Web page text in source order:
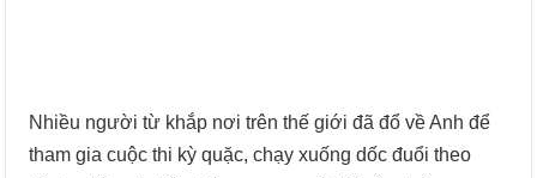
Nhiều người từ khắp nơi trên thế giới đã đổ về Anh để
tham gia cuộc thi kỳ quặc, chạy xuống dốc đuổi theo